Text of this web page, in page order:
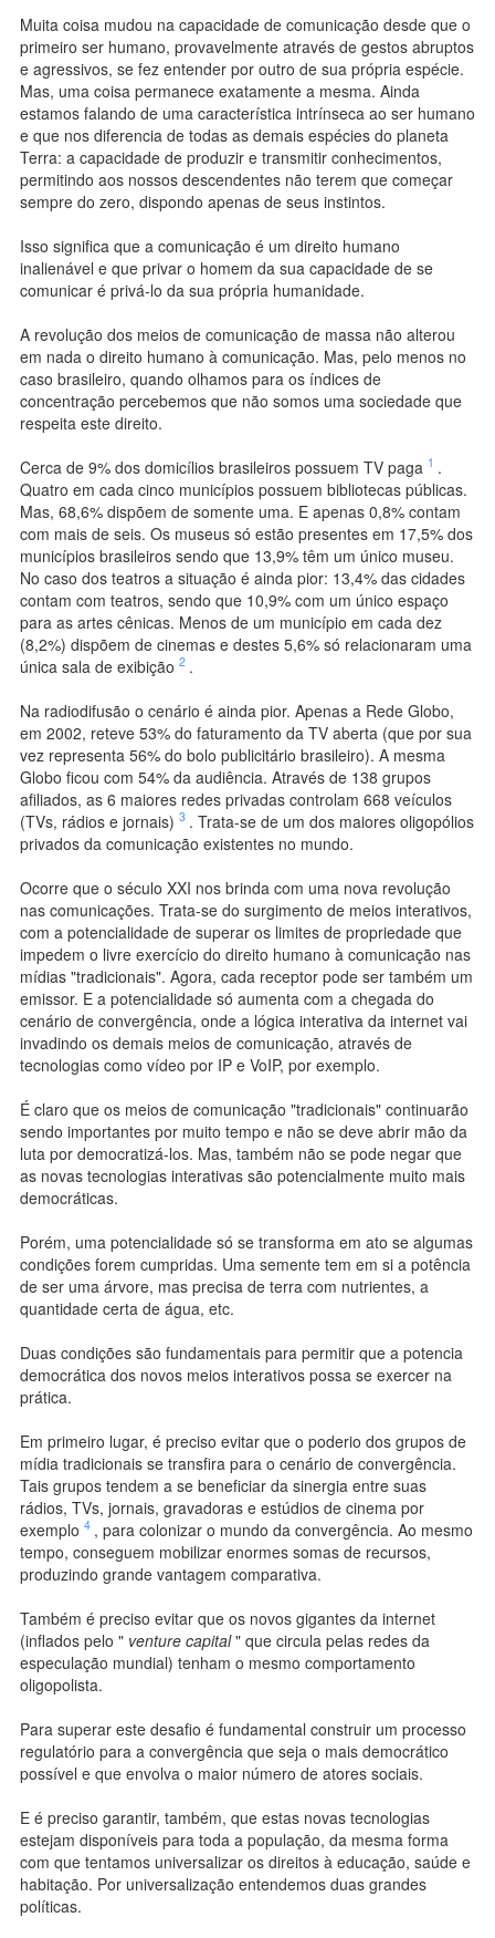
Muita coisa mudou na capacidade de comunicação desde que o
primeiro ser humano, provavelmente através de gestos abruptos
e agressivos, se fez entender por outro de sua própria espécie.
Mas, uma coisa permanece exatamente a mesma. Ainda
estamos falando de uma característica intrínseca ao ser humano
e que nos diferencia de todas as demais espécies do planeta
Terra: a capacidade de produzir e transmitir conhecimentos,
permitindo aos nossos descendentes não terem que começar
sempre do zero, dispondo apenas de seus instintos.
Isso significa que a comunicação é um direito humano
inalienável e que privar o homem da sua capacidade de se
comunicar é privá-lo da sua própria humanidade.
A revolução dos meios de comunicação de massa não alterou
em nada o direito humano à comunicação. Mas, pelo menos no
caso brasileiro, quando olhamos para os índices de
concentração percebemos que não somos uma sociedade que
respeita este direito.
Cerca de 9% dos domicílios brasileiros possuem TV paga 1 .
Quatro em cada cinco municípios possuem bibliotecas públicas.
Mas, 68,6% dispõem de somente uma. E apenas 0,8% contam
com mais de seis. Os museus só estão presentes em 17,5% dos
municípios brasileiros sendo que 13,9% têm um único museu.
No caso dos teatros a situação é ainda pior: 13,4% das cidades
contam com teatros, sendo que 10,9% com um único espaço
para as artes cênicas. Menos de um município em cada dez
(8,2%) dispõem de cinemas e destes 5,6% só relacionaram uma
única sala de exibição 2 .
Na radiodifusão o cenário é ainda pior. Apenas a Rede Globo,
em 2002, reteve 53% do faturamento da TV aberta (que por sua
vez representa 56% do bolo publicitário brasileiro). A mesma
Globo ficou com 54% da audiência. Através de 138 grupos
afiliados, as 6 maiores redes privadas controlam 668 veículos
(TVs, rádios e jornais) 3 . Trata-se de um dos maiores oligopólios
privados da comunicação existentes no mundo.
Ocorre que o século XXI nos brinda com uma nova revolução
nas comunicações. Trata-se do surgimento de meios interativos,
com a potencialidade de superar os limites de propriedade que
impedem o livre exercício do direito humano à comunicação nas
mídias "tradicionais". Agora, cada receptor pode ser também um
emissor. E a potencialidade só aumenta com a chegada do
cenário de convergência, onde a lógica interativa da internet vai
invadindo os demais meios de comunicação, através de
tecnologias como vídeo por IP e VoIP, por exemplo.
É claro que os meios de comunicação "tradicionais" continuarão
sendo importantes por muito tempo e não se deve abrir mão da
luta por democratizá-los. Mas, também não se pode negar que
as novas tecnologias interativas são potencialmente muito mais
democráticas.
Porém, uma potencialidade só se transforma em ato se algumas
condições forem cumpridas. Uma semente tem em si a potência
de ser uma árvore, mas precisa de terra com nutrientes, a
quantidade certa de água, etc.
Duas condições são fundamentais para permitir que a potencia
democrática dos novos meios interativos possa se exercer na
prática.
Em primeiro lugar, é preciso evitar que o poderio dos grupos de
mídia tradicionais se transfira para o cenário de convergência.
Tais grupos tendem a se beneficiar da sinergia entre suas
rádios, TVs, jornais, gravadoras e estúdios de cinema por
exemplo 4 , para colonizar o mundo da convergência. Ao mesmo
tempo, conseguem mobilizar enormes somas de recursos,
produzindo grande vantagem comparativa.
Também é preciso evitar que os novos gigantes da internet
(inflados pelo " venture capital" que circula pelas redes da
especulação mundial) tenham o mesmo comportamento
oligopolista.
Para superar este desafio é fundamental construir um processo
regulatório para a convergência que seja o mais democrático
possível e que envolva o maior número de atores sociais.
E é preciso garantir, também, que estas novas tecnologias
estejam disponíveis para toda a população, da mesma forma
com que tentamos universalizar os direitos à educação, saúde e
habitação. Por universalização entendemos duas grandes
políticas.